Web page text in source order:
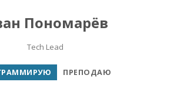
Пономарёв
Tech Lead
Перейти к содержимому
ПРЕПОДАЮ